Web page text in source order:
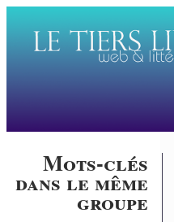
Mots-clés
dans le même
groupe